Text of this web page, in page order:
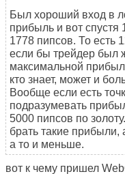
Был хороший вход в
прибыль и вот спустя
1778 пипсов. То есть
если бы трейдер был
максимальной
кто знает, может и
Вообще если есть
подразумевать
5000 пипсов по
брать такие
а то и меньше.
вот к чему пришел